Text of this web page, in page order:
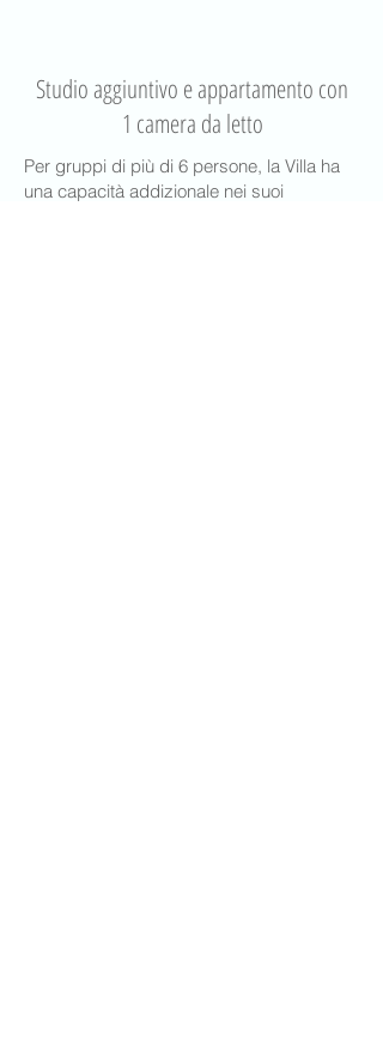
Studio aggiuntivo e appartamento con
1 camera da letto
Per gruppi di più di 6 persone, la Villa ha
una capacità addizionale nei suoi